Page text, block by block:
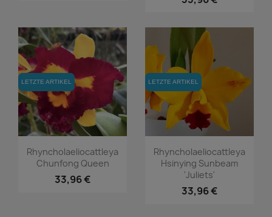
LETZTE ARTIKEL
LETZTE ARTIKEL
Vorschau
Rhyncholaeliocattleya
Chunfong Queen
33,96 €
LETZTE ARTIKEL
LETZTE ARTIKEL
Vorschau
Rhyncholaeliocattleya
Hsinying Sunbeam
'Juliets'
33,96 €